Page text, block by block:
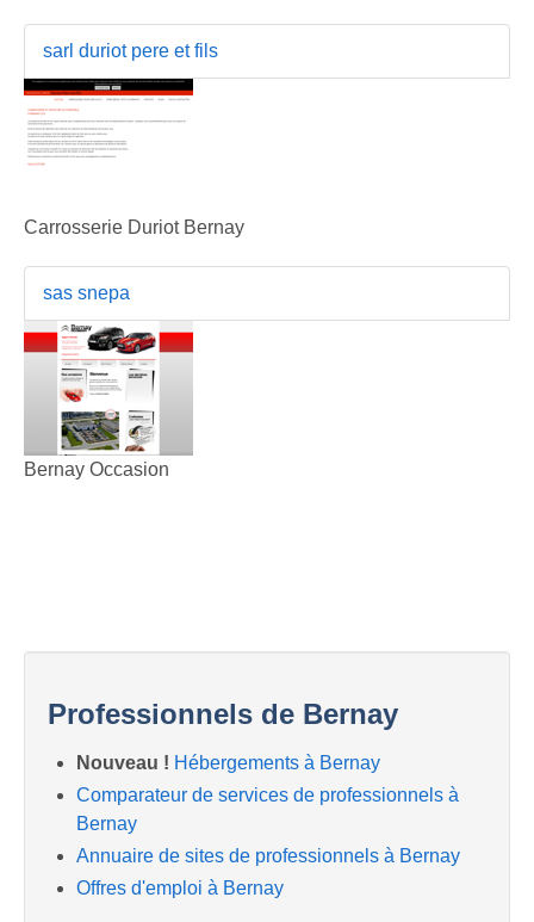
sarl duriot pere et fils
Carrosserie Duriot Bernay
sas snepa
Bernay Occasion
Professionnels de Bernay
Nouveau ! Hébergements à Bernay
Comparateur de services de professionnels à
Bernay
Annuaire de sites de professionnels à Bernay
Offres d'emploi à Bernay